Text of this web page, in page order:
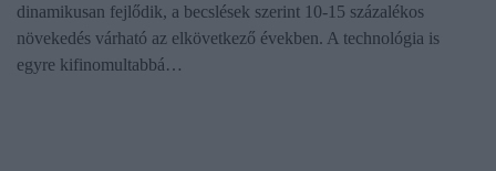
dinamikusan fejlődik, a becslések szerint 10-15 százalékos
növekedés várható az elkövetkező években. A technológia is
egyre kifinomultabbá…